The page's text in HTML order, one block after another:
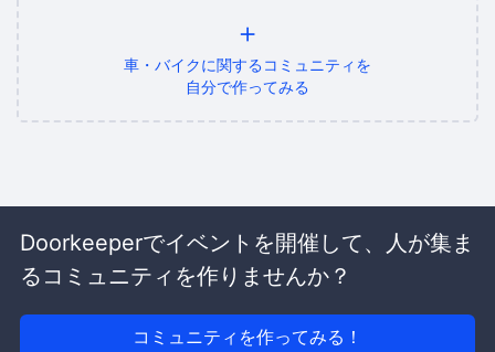
+
車・バイクに関するコミュニティを
自分で作ってみる
Doorkeeperでイベントを開催して、人が集ま
るコミュニティを作りませんか？
コミュニティを作ってみる！